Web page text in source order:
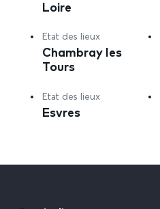
Loire
Etat des lieux
Chambray les
Tours
Etat des lieux
Esvres